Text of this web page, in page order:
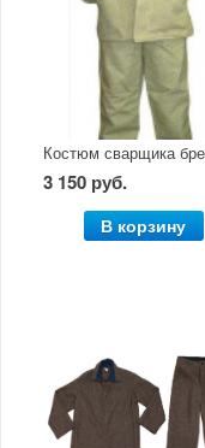
3 150 руб.
В корзину